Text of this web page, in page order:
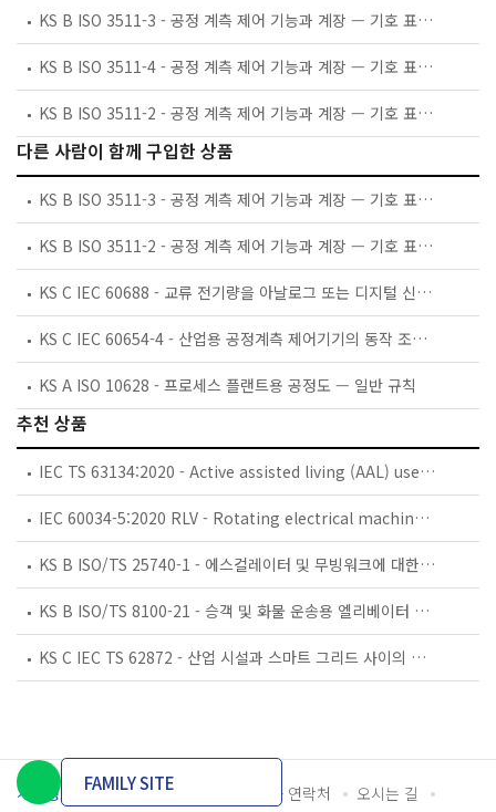
KS B ISO 3511-3 - 공정 계측 제어 기능과 계장 — 기호 표시 — 제3부: 계기 상호연결 선도용 상세 기호
KS B ISO 3511-4 - 공정 계측 제어 기능과 계장 — 기호 표시 — 제4부: 컴퓨터, 인터페이스 및 공유 디스플레이/제어 기능의 공정도에 대한 기본 기호
KS B ISO 3511-2 - 공정 계측 제어 기능과 계장 — 기호 표시 — 제2부: 기본 요구사항의 부연
다른 사람이 함께 구입한 상품
KS B ISO 3511-3 - 공정 계측 제어 기능과 계장 — 기호 표시 — 제3부: 계기 상호연결 선도용 상세 기호
KS B ISO 3511-2 - 공정 계측 제어 기능과 계장 — 기호 표시 — 제2부: 기본 요구사항의 부연
KS C IEC 60688 - 교류 전기량을 아날로그 또는 디지털 신호로 변환하는 전기계측용 변환기
KS C IEC 60654-4 - 산업용 공정계측 제어기기의 동작 조건 — 제4부: 부식 및 침식 영향
KS A ISO 10628 - 프로세스 플랜트용 공정도 — 일반 규칙
추천 상품
IEC TS 63134:2020 - Active assisted living (AAL) use cases
IEC 60034-5:2020 RLV - Rotating electrical machines - Part 5: Degrees of protection provided by the integral design of rotating electrical machines (IP code) - Classification
KS B ISO/TS 25740-1 - 에스컬레이터 및 무빙워크에 대한 안전요건 — 제1부: 세계공통 필수 안전요건(GESRs)
KS B ISO/TS 8100-21 - 승객 및 화물 운송용 엘리베이터 —제21부: 세계공통 필수안전요건(GESRs)을 충족하는 세계공통 안전 파라미터(GSPs)
KS C IEC TS 62872 - 산업 시설과 스마트 그리드 사이의 산업 공정 측정, 제어 및 자동화 시스템 인터페이스
개인정보처리방침 이용약관 담당자 연락처
오시는 길
FAMILY SITE